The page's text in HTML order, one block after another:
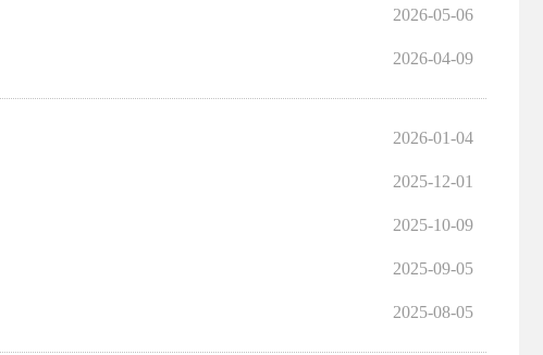
2026-05-06
2026-04-09
2026-01-04
2025-12-01
2025-10-09
2025-09-05
2025-08-05